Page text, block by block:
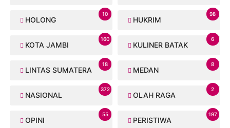
HOLONG
10
HUKRIM
98
KOTA JAMBI
160
KULINER BATAK
6
LINTAS SUMATERA
18
MEDAN
8
NASIONAL
372
OLAH RAGA
2
OPINI
55
PERISTIWA
197